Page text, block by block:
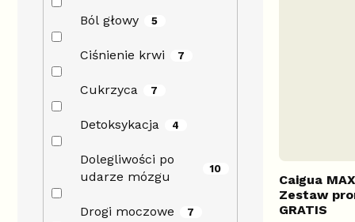
Ból głowy 5
Ciśnienie krwi 7
Cukrzyca 7
Detoksykacja 4
Dolegliwości po
udarze mózgu
10
Drogi moczowe 7
Caigua
Zestaw
GRATIS